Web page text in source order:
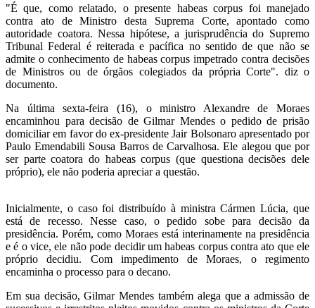
"É que, como relatado, o presente habeas corpus foi manejado
contra ato de Ministro desta Suprema Corte, apontado como
autoridade coatora. Nessa hipótese, a jurisprudência do Supremo
Tribunal Federal é reiterada e pacífica no sentido de que não se
admite o conhecimento de habeas corpus impetrado contra decisões
de Ministros ou de órgãos colegiados da própria Corte". diz o
documento.
Na última sexta-feira (16), o ministro Alexandre de Moraes
encaminhou para decisão de Gilmar Mendes o pedido de prisão
domiciliar em favor do ex-presidente Jair Bolsonaro apresentado por
Paulo Emendabili Sousa Barros de Carvalhosa. Ele alegou que por
ser parte coatora do habeas corpus (que questiona decisões dele
próprio), ele não poderia apreciar a questão.
Inicialmente, o caso foi distribuído à ministra Cármen Lúcia, que
está de recesso. Nesse caso, o pedido sobe para decisão da
presidência. Porém, como Moraes está interinamente na presidência
e é o vice, ele não pode decidir um habeas corpus contra ato que ele
próprio decidiu. Com impedimento de Moraes, o regimento
encaminha o processo para o decano.
Em sua decisão, Gilmar Mendes também alega que a admissão de